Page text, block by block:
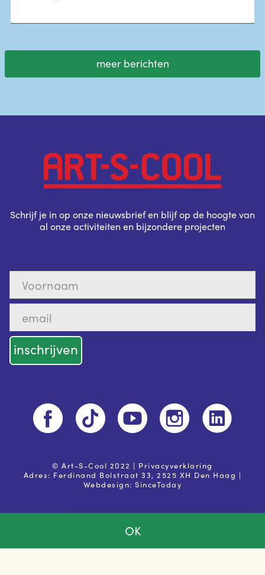
Powered by
privacy voorwaarden
OK
meer berichten
Schrijf je in op onze nieuwsbrief en blijf op de hoogte van
al onze activiteiten en bijzondere projecten
© Art-S-Cool 2022 | Privacyverklaring
Adres: Ferdinand Bolstraat 33, 2525 XH Den Haag |
Webdesign:SinceToday